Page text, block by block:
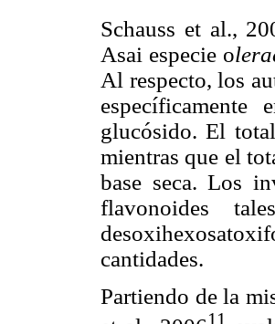
Schauss et al.,
Asai especie o
Al respecto, los
glucósido. El
mientras que el
base seca. Los
flavonoides
cantidades.
Partiendo de la
11